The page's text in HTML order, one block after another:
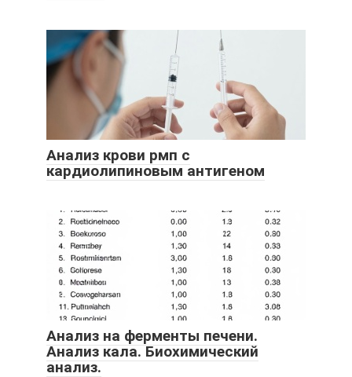
Анализ крови рмп с
кардиолипиновым антигеном
Анализ на ферменты печени.
Анализ кала. Биохимический
анализ.